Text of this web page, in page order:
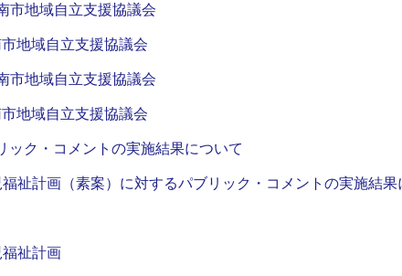
市地域自立支援協議会
地域自立支援協議会
市地域自立支援協議会
地域自立支援協議会
ック・コメントの実施結果について
祉計画（素案）に対するパブリック・コメントの実施結果
祉計画